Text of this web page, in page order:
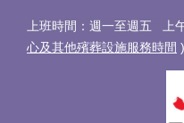
上班時間：週一至週五
心及其他殯葬設施服務時間 )